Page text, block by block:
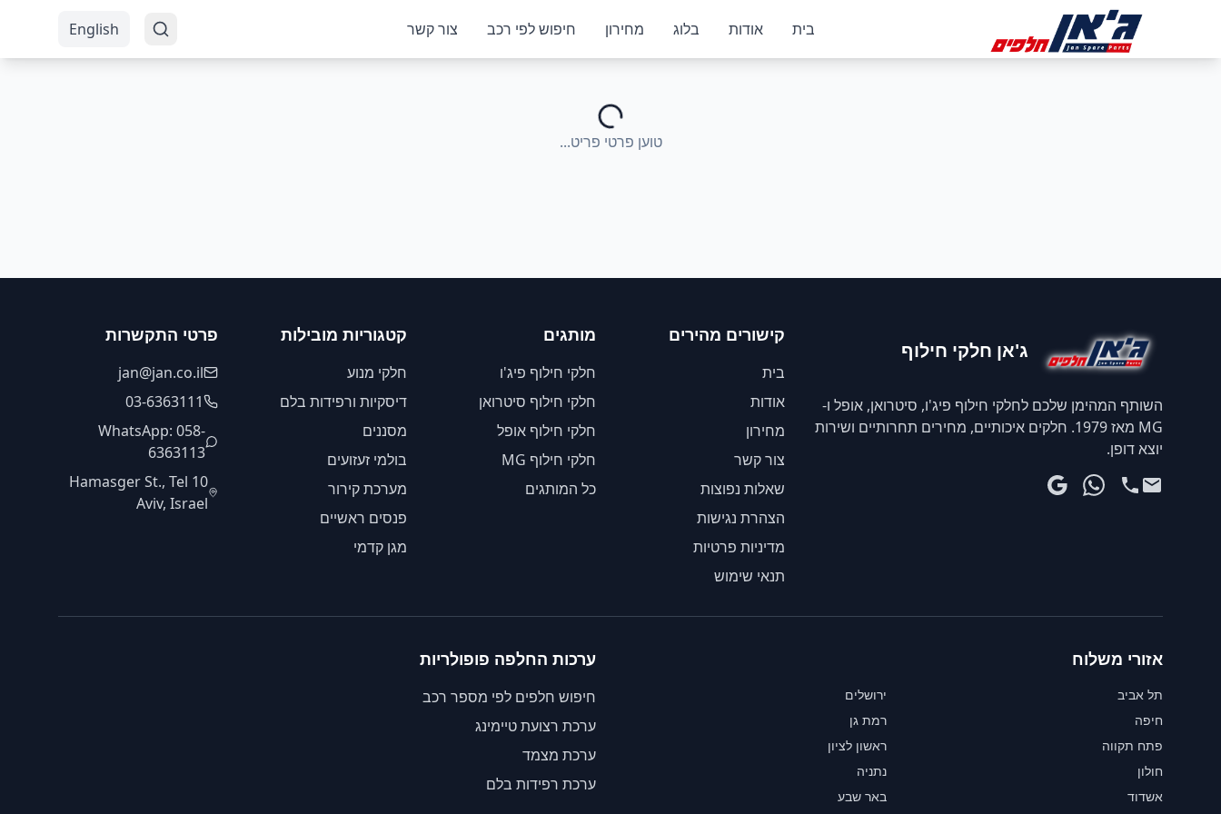
בית
אודות בלוג מחירון חיפוש לפי רכב צור קשר English
טוען פרטי פריט...
ג'אן חלקי חילוף
השותף המהימן שלכם לחלקי חילוף פיג'ו, סיטרואן, אופל ו-
MG מאז 1979. חלקים איכותיים, מחירים תחרותיים ושירות
יוצא דופן.
קישורים מהירים
בית
אודות
מחירון
צור קשר
שאלות נפוצות
הצהרת נגישות
מדיניות פרטיות
תנאי שימוש
מותגים
חלקי חילוף פיג'ו
חלקי חילוף סיטרואן
חלקי חילוף אופל
חלקי חילוף MG
כל המותגים
קטגוריות מובילות
חלקי מנוע
דיסקיות ורפידות בלם
מסננים
בולמי זעזועים
מערכת קירור
פנסים ראשיים
מגן קדמי
פרטי התקשרות
jan@jan.co.il
03-6363111
WhatsApp: 058-
6363113
10 Hamasger St., Tel
Aviv, Israel
אזורי משלוח
תל אביב
ירושלים
חיפה
רמת גן
פתח תקווה
ראשון לציון
חולון
נתניה
אשדוד
באר שבע
ערכות החלפה פופולריות
חיפוש חלפים לפי מספר רכב
ערכת רצועת טיימינג
ערכת מצמד
ערכת רפידות בלם